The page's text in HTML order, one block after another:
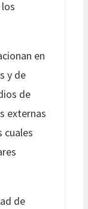
en
y de
de
externas
de